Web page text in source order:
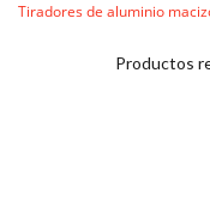
Tiradores de aluminio
Productos